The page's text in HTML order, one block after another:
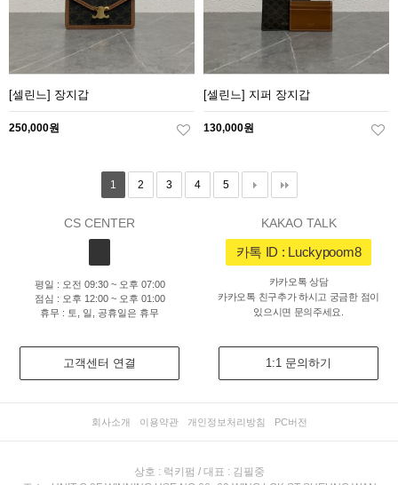
[셀린느] 장지갑
250,000원
[셀린느] 지퍼 장지갑
130,000원
1 2 3 4 5
CS CENTER
평일 : 오전 09:30 ~ 오후 07:00
점심 : 오후 12:00 ~ 오후 01:00
휴무 : 토, 일, 공휴일은 휴무
KAKAO TALK
카톡 ID : Luckypoom8
카카오톡 상담
카카오톡 친구추가 하시고 궁금한 점이
있으시면 문의주세요.
고객센터 연결 1:1 문의하기
회사소개 이용약관 개인정보처리방침 PC버전
상호 : 럭키펌 / 대표 : 김필중